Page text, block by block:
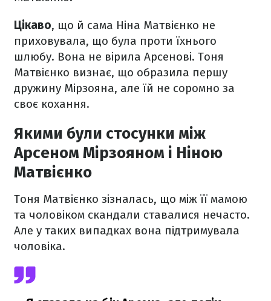
Цікаво, що й сама Ніна Матвієнко не
приховувала, що була проти їхнього
шлюбу. Вона не вірила Арсенові. Тоня
Матвієнко визнає, що образила першу
дружину Мірзояна, але їй не соромно за
своє кохання.
Якими були стосунки між
Арсеном Мірзояном і Ніною
Матвієнко
Тоня Матвієнко зізналась, що між її мамою
та чоловіком скандали ставалися нечасто.
Але у таких випадках вона підтримувала
чоловіка.